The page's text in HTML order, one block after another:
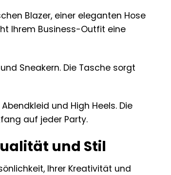
Blazer, einer eleganten Hose
Ihrem Business-Outfit eine
Sneakern. Die Tasche sorgt
und High Heels. Die
auf jeder Party.
und Stil
Ihrer Kreativität und